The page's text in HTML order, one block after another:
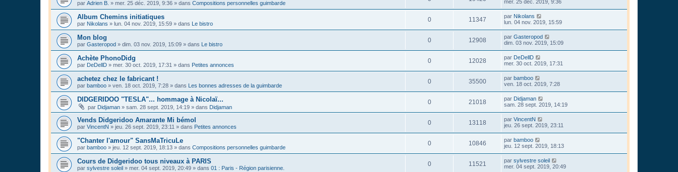
par Adrien B. » mer. 25 déc. 2019, 9:36 » dans Compositions personnelles guimbarde
mer. 25 déc. 2019, 9:36
Album Chemins initiatiques
par Nikolans » lun. 04 nov. 2019, 15:59 » dans Le bistro
0 11347 par Nikolans
lun. 04 nov. 2019, 15:59
Mon blog
par Gasteropod » dim. 03 nov. 2019, 15:09 » dans Le bistro
0 12908 par Gasteropod
dim. 03 nov. 2019, 15:09
Achète PhonoDidg
par DeDellD » mer. 30 oct. 2019, 17:31 » dans Petites annonces
0 12028 par DeDellD
mer. 30 oct. 2019, 17:31
achetez chez le fabricant !
par bamboo » ven. 18 oct. 2019, 7:28 » dans Les bonnes adresses de la guimbarde
0 35500 par bamboo
ven. 18 oct. 2019, 7:28
DIDGERIDOO "TESLA"... hommage à Nicolaï...
par Didjaman » sam. 28 sept. 2019, 14:19 » dans Didjaman
0 21018 par Didjaman
sam. 28 sept. 2019, 14:19
Vends Didgeridoo Amarante Mi bémol
par VincentN » jeu. 26 sept. 2019, 23:11 » dans Petites annonces
0 13118 par VincentN
jeu. 26 sept. 2019, 23:11
"Chanter l'amour" SansMaTricuLe
par bamboo » jeu. 12 sept. 2019, 18:13 » dans Compositions personnelles guimbarde
0 10846 par bamboo
jeu. 12 sept. 2019, 18:13
Cours de Didgeridoo tous niveaux à PARIS
par sylvestre soleil » mer. 04 sept. 2019, 20:49 » dans 01 : Paris - Région parisienne.
0 11521 par sylvestre soleil
mer. 04 sept. 2019, 20:49